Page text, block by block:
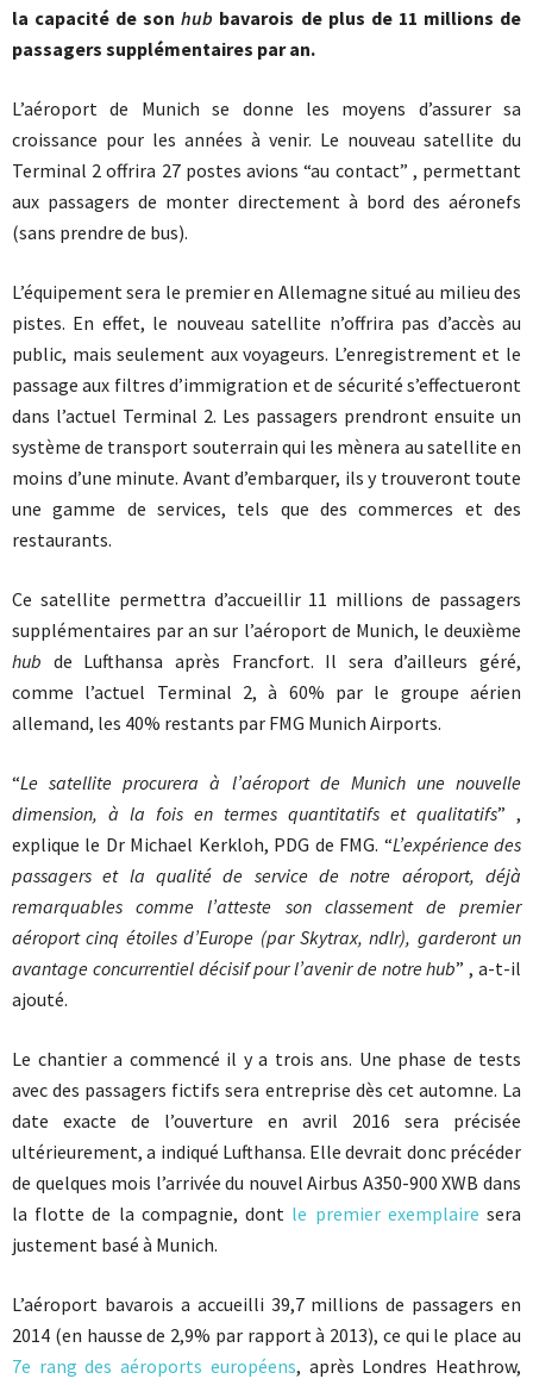
la capacité de sonhub bavarois de plus de 11 millions de
passagers supplémentaires par an.
L’aéroport de Munich se donne les moyens d’assurer sa
croissance pour les années à venir. Le nouveau satellite du
Terminal 2 offrira 27 postes avions “au contact” , permettant
aux passagers de monter directement à bord des aéronefs
(sans prendre de bus).
L’équipement sera le premier en Allemagne situé au milieu des
pistes. En effet, le nouveau satellite n’offrira pas d’accès au
public, mais seulement aux voyageurs. L’enregistrement et le
passage aux filtres d’immigration et de sécurité s’effectueront
dans l’actuel Terminal 2. Les passagers prendront ensuite un
système de transport souterrain qui les mènera au satellite en
moins d’une minute. Avant d’embarquer, ils y trouveront toute
une gamme de services, tels que des commerces et des
restaurants.
Ce satellite permettra d’accueillir 11 millions de passagers
supplémentaires par an sur l’aéroport de Munich, le deuxième
hub de Lufthansa après Francfort. Il sera d’ailleurs géré,
comme l’actuel Terminal 2, à 60% par le groupe aérien
allemand, les 40% restants par FMG Munich Airports.
“Le satellite procurera à l’aéroport de Munich une nouvelle
dimension, à la fois en termes quantitatifs et qualitatifs” ,
explique le Dr Michael Kerkloh, PDG de FMG. “L’expérience des
passagers et la qualité de service de notre aéroport, déjà
remarquables comme l’atteste son classement de premier
aéroport cinq étoiles d’Europe (par Skytrax, ndlr), garderont un
avantage concurrentiel décisif pour l’avenir de notre hub” , a-t-il
ajouté.
Le chantier a commencé il y a trois ans. Une phase de tests
avec des passagers fictifs sera entreprise dès cet automne. La
date exacte de l’ouverture en avril 2016 sera précisée
ultérieurement, a indiqué Lufthansa. Elle devrait donc précéder
de quelques mois l’arrivée du nouvel Airbus A350-900 XWB dans
la flotte de la compagnie, dont le premier exemplaire sera
justement basé à Munich.
L’aéroport bavarois a accueilli 39,7 millions de passagers en
2014 (en hausse de 2,9% par rapport à 2013), ce qui le place au
7e rang des aéroports européens, après Londres Heathrow,